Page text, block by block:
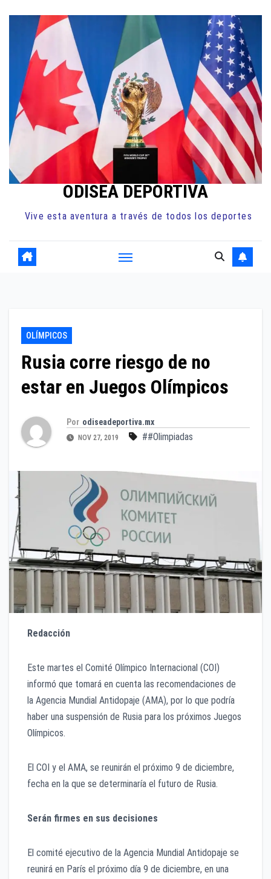
contenido
ODISEA DEPORTIVA
Vive esta aventura a través de todos los deportes
OLÍMPICOS
Rusia corre riesgo de no
estar en Juegos Olímpicos
Por odiseadeportiva.mx
NOV 27, 2019 ##Olimpiadas
Redacción
Este martes el Comité Olímpico Internacional (COI)
informó que tomará en cuenta las recomendaciones de
la Agencia Mundial Antidopaje (AMA), por lo que podría
haber una suspensión de Rusia para los próximos Juegos
Olímpicos.
El COI y el AMA, se reunirán el próximo 9 de diciembre,
fecha en la que se determinaría el futuro de Rusia.
Serán firmes en sus decisiones
El comité ejecutivo de la Agencia Mundial Antidopaje se
reunirá en París el próximo día 9 de diciembre, en una